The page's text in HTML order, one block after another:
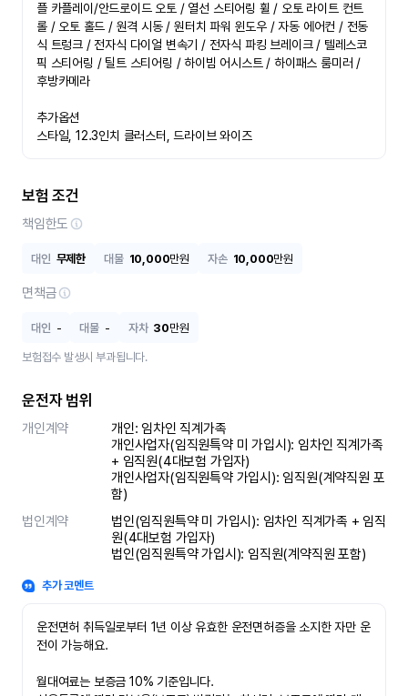
플 카플레이/안드로이드 오토 / 열선 스티어링 휠 / 오토 라이트 컨트
롤 / 오토 홀드 / 원격 시동 / 원터치 파워 윈도우 / 자동 에어컨 / 전동
식 트렁크 / 전자식 다이얼 변속기 / 전자식 파킹 브레이크 / 텔레스코
픽 스티어링 / 틸트 스티어링 / 하이빔 어시스트 / 하이패스 룸미러 /
후방카메라
추가옵션
스타일, 12.3인치 클러스터, 드라이브 와이즈
보험 조건
책임한도
대인 무제한 대물 10,000만원 자손 10,000만원
면책금
대인 - 대물 - 자차 30만원
보험접수 발생시 부과됩니다.
운전자 범위
개인계약
개인: 임차인 직계가족
개인사업자(임직원특약 미 가입시): 임차인 직계가족
+ 임직원(4대보험 가입자)
개인사업자(임직원특약 가입시): 임직원(계약직원 포
함)
법인계약
법인(임직원특약 미 가입시): 임차인 직계가족 + 임직
원(4대보험 가입자)
법인(임직원특약 가입시): 임직원(계약직원 포함)
추가 코멘트
운전면허 취득일로부터 1년 이상 유효한 운전면허증을 소지한 자만 운
전이 가능해요.
월대여료는 보증금 10% 기준입니다.